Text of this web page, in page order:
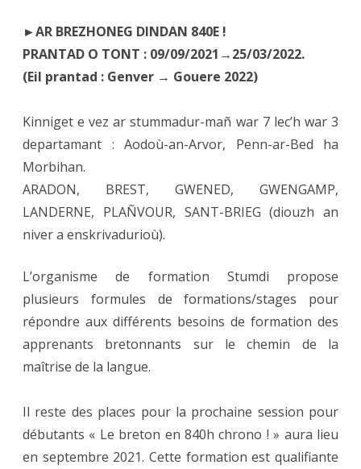
►AR BREZHONEG DINDAN 840E !
PRANTAD O TONT : 09/09/2021→25/03/2022.
(Eil prantad : Genver → Gouere 2022)
Kinniget e vez ar stummadur-mañ war 7 lec’h war 3
departamant : Aodoù-an-Arvor, Penn-ar-Bed ha
Morbihan.
ARADON, BREST, GWENED, GWENGAMP,
LANDERNE, PLAÑVOUR, SANT-BRIEG (diouzh an
niver a enskrivadurioù).
L’organisme de formation Stumdi propose
plusieurs formules de formations/stages pour
répondre aux différents besoins de formation des
apprenants bretonnants sur le chemin de la
maîtrise de la langue.
Il reste des places pour la prochaine session pour
débutants « Le breton en 840h chrono ! » aura lieu
en septembre 2021. Cette formation est qualifiante